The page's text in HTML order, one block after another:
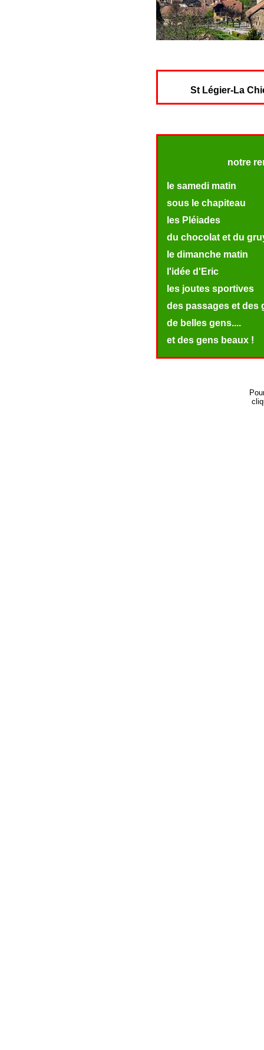
St Légier-La
notre
le samedi matin
sous le chapiteau
les Pléiades
du chocolat et du
le dimanche matin
l'idée d'Eric
les joutes sportives
des passages et des
de belles gens....
et des gens beaux !